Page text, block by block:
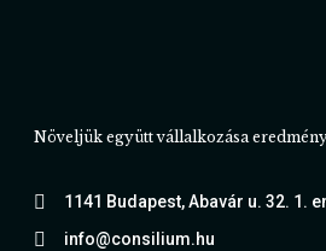
Növeljük együtt vállalkozása
1141 Budapest, Abavár u. 32. 1.
info@consilium.hu